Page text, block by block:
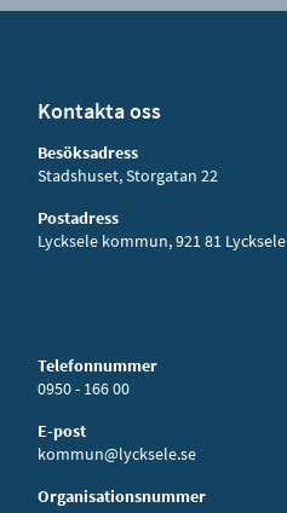
Kontakta oss
Besöksadress
Stadshuset, Storgatan 22
Postadress
Lycksele kommun, 921 81 Lycksele
Telefonnummer
0950 - 166 00
E-post
kommun@lycksele.se
Organisationsnummer